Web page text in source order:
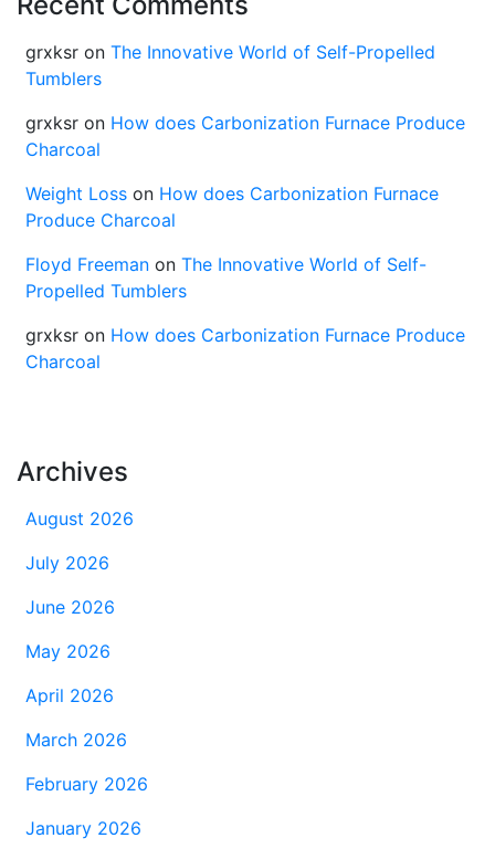
grxksr on The Innovative World of Self-Propelled
Tumblers
grxksr on How does Carbonization Furnace Produce
Charcoal
Weight Loss on How does Carbonization Furnace
Produce Charcoal
Floyd Freeman on The Innovative World of Self-
Propelled Tumblers
grxksr on How does Carbonization Furnace Produce
Charcoal
Archives
August 2026
July 2026
June 2026
May 2026
April 2026
March 2026
February 2026
January 2026